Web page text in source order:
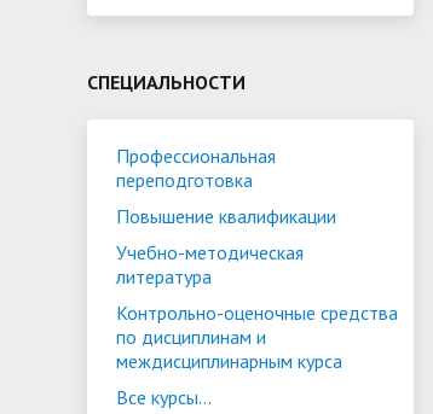
СПЕЦИАЛЬНОСТИ
Профессиональная
переподготовка
Повышение квалификации
Учебно-методическая
литература
Контрольно-оценочные средства
по дисциплинам и
междисциплинарным курса
Все курсы...